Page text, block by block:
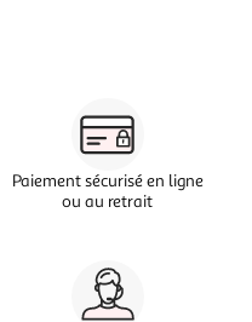
Paiement sécurisé en ligne
ou au retrait